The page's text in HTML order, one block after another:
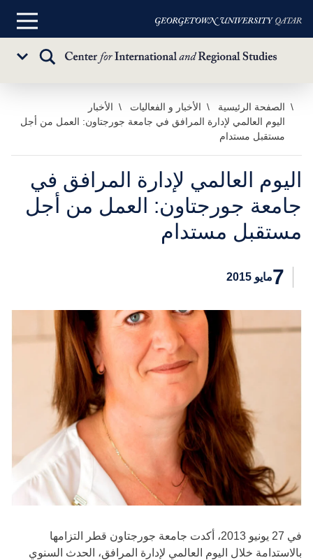
تخطي
المحتوى
الرئيسي
القائمة
تبديل
الصفحة الرئيسية الأخبار و الفعاليات
الأخبار
اليوم العالمي لإدارة المرافق في جامعة جورجتاون: العمل من أجل
مستقبل مستدام
اليوم العالمي لإدارة المرافق في
جامعة جورجتاون: العمل من أجل
مستقبل مستدام
7مايو 2015
في 27 يونيو 2013، أكدت جامعة جورجتاون قطر التزامها
بالاستدامة خلال اليوم العالمي لإدارة المرافق، الحدث السنوي